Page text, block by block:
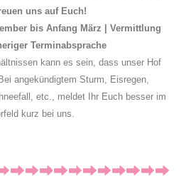
uns auf Euch!
bis Anfang März | Vermittlung
Terminabsprache
kann es sein, dass unser Hof
angekündigtem Sturm, Eisregen,
etc., meldet Ihr Euch besser im
kurz bei uns.